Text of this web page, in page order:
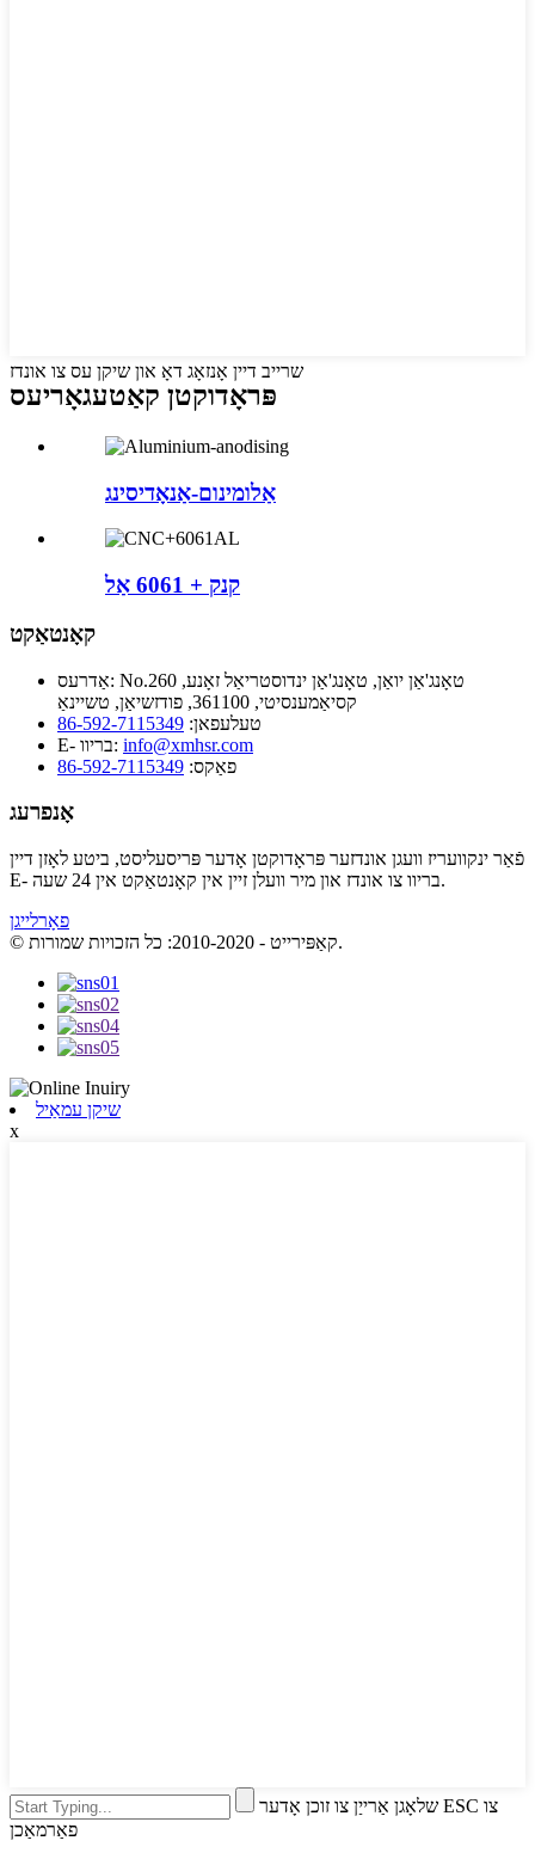
שרייב דיין אָנזאָג דאָ און שיקן עס צו אונדז
פּראָדוקטן קאַטעגאָריעס
אַלומינום-אַנאָדיסינג
קנק + 6061 אַל
קאָנטאַקט
אַדרעס: No.260 טאָנג'אַן יואַן, טאָנג'אַן ינדוסטריאַל זאָנע,
קסיאַמענסיטי, 361100, פודזשיאַן, טשיינאַ
טעלעפאן: 86-592-7115349
E- בריוו: info@xmhsr.com
פאַקס: 86-592-7115349
אָנפרעג
פֿאַר ינקוועריז וועגן אונדזער פּראָדוקטן אָדער פּריסעליסט, ביטע לאָזן דיין
E- בריוו צו אונדז און מיר וועלן זיין אין קאָנטאַקט אין 24 שעה.
פאָרלייגן
© קאַפּירייט - 2010-2020: כל הזכויות שמורות.
שיקן עמאַיל
x
שלאָגן אַרייַן צו זוכן אָדער ESC צו
פאַרמאַכן